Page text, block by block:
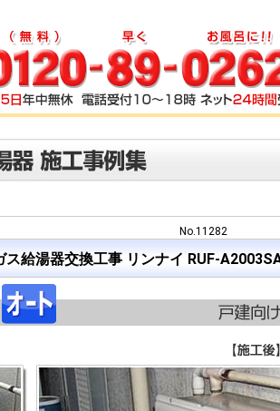
No.11282
ス給湯器交換工事 リンナイ RUF-